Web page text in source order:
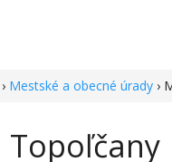
› Mestské a obecné úrady ›